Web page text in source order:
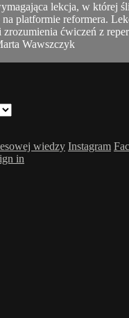
lekcja, w której
platformie reformera.
zrozumienia ćwiczeń z
Wawszczyk
wiedzy Instagram
in